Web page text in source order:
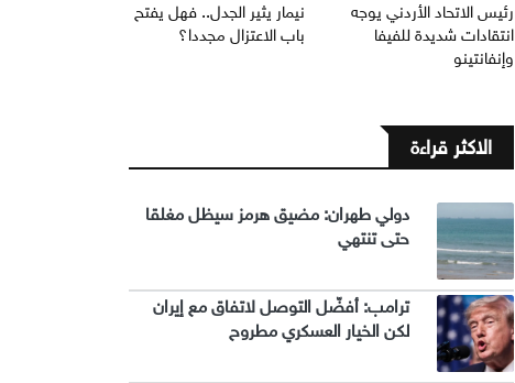
رئيس الاتحاد الأردني يوجه
انتقادات شديدة للفيفا
وإنفانتينو
نيمار يثير الجدل.. فهل يفتح
باب الاعتزال مجددا؟
الاكثر قراءة
دولي طهران: مضيق هرمز سيظل مغلقا
حتى تنتهي
ترامب: أفضّل التوصل لاتفاق مع إيران
لكن الخيار العسكري مطروح